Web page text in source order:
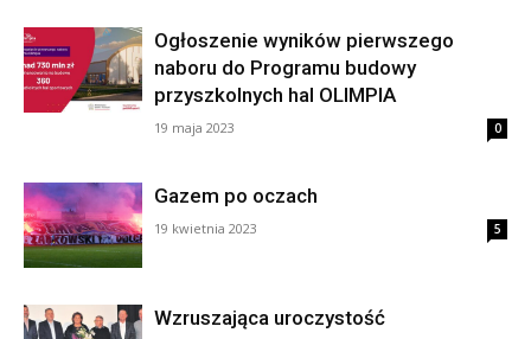
Ogłoszenie wyników pierwszego
naboru do Programu budowy
przyszkolnych hal OLIMPIA
19 maja 2023 0
Gazem po oczach
19 kwietnia 2023 5
Wzruszająca uroczystość